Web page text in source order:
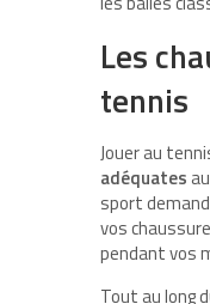
Les
tennis
Jouer au
adéquates
sport
vos
pendant vos
Tout au long